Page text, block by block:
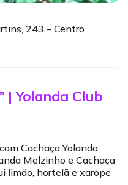
243 – Centro
| Yolanda Club
Cachaça Yolanda
Melzinho e Cachaça
limão, hortelã e xarope